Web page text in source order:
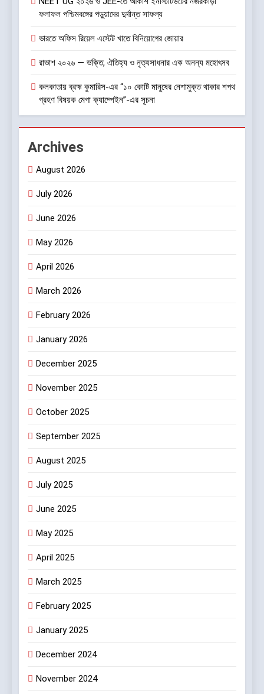
ফলাফল পশ্চিমবঙ্গের পড়ুয়াদের দুর্দান্ত সাফল্য
ভারতে অফিস রিয়েল এস্টেট খাতে বিনিয়োগের জোয়ার
রাভাশ ২০২৬ — ভক্তি, ঐতিহ্য ও নৃত্যসাধনার এক অনন্য মহোৎসব
কলকাতায় ব্রহ্ম কুমারিস-এর “১০ কোটি মানুষের নেশামুক্ত থাকার শপথ
গ্রহণ বিষয়ক মেগা ক্যাম্পেইন”-এর সূচনা
Archives
August 2026
July 2026
June 2026
May 2026
April 2026
March 2026
February 2026
January 2026
December 2025
November 2025
October 2025
September 2025
August 2025
July 2025
June 2025
May 2025
April 2025
March 2025
February 2025
January 2025
December 2024
November 2024